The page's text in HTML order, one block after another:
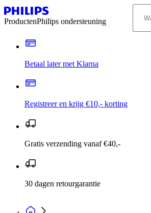
ProductenPhilips ondersteuning
Betaal later met Klarna
Registreer en krijg €10,- korting
Gratis verzending vanaf €40,-
30 dagen retourgarantie